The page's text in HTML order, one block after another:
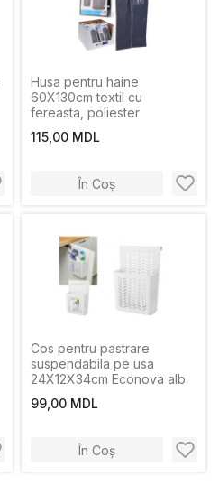
Husa pentru haine
60X130cm textil cu
fereasta, poliester
115,00 MDL
În Coș
Cos pentru pastrare
suspendabila pe usa
24X12X34cm Econova alb
99,00 MDL
În Coș